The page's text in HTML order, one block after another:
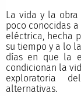
La vida y la obra
poco conocidas
eléctrica, hecha
su tiempo y a lo
días en que la
condicionan la
exploratoria
alternativas.